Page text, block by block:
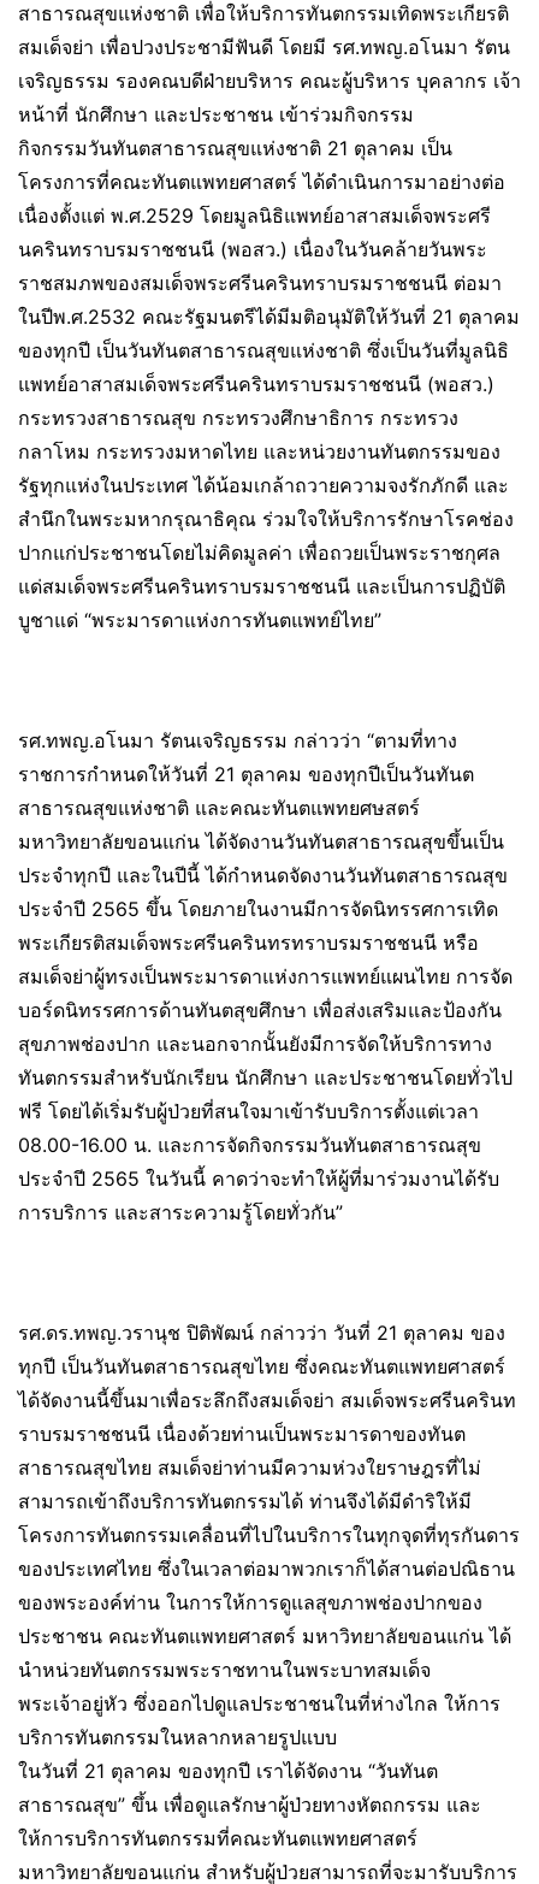
สาธารณสุขแห่งชาติ เพื่อให้บริการทันตกรรมเทิดพระเกียรติ
สมเด็จย่า เพื่อปวงประชามีฟันดี โดยมี รศ.ทพญ.อโนมา รัตน
เจริญธรรม รองคณบดีฝ่ายบริหาร คณะผู้บริหาร บุคลากร เจ้า
หน้าที่ นักศึกษา และประชาชน เข้าร่วมกิจกรรม
กิจกรรมวันทันตสาธารณสุขแห่งชาติ 21 ตุลาคม เป็น
โครงการที่คณะทันตแพทยศาสตร์ ได้ดำเนินการมาอย่างต่อ
เนื่องตั้งแต่ พ.ศ.2529 โดยมูลนิธิแพทย์อาสาสมเด็จพระศรี
นครินทราบรมราชชนนี (พอสว.) เนื่องในวันคล้ายวันพระ
ราชสมภพของสมเด็จพระศรีนครินทราบรมราชชนนี ต่อมา
ในปีพ.ศ.2532 คณะรัฐมนตรีได้มีมติอนุมัติให้วันที่ 21 ตุลาคม
ของทุกปี เป็นวันทันตสาธารณสุขแห่งชาติ ซึ่งเป็นวันที่มูลนิธิ
แพทย์อาสาสมเด็จพระศรีนครินทราบรมราชชนนี (พอสว.)
กระทรวงสาธารณสุข กระทรวงศึกษาธิการ กระทรวง
กลาโหม กระทรวงมหาดไทย และหน่วยงานทันตกรรมของ
รัฐทุกแห่งในประเทศ ได้น้อมเกล้าถวายความจงรักภักดี และ
สำนึกในพระมหากรุณาธิคุณ ร่วมใจให้บริการรักษาโรคช่อง
ปากแก่ประชาชนโดยไม่คิดมูลค่า เพื่อถวยเป็นพระราชกุศล
แด่สมเด็จพระศรีนครินทราบรมราชชนนี และเป็นการปฏิบัติ
บูชาแด่ “พระมารดาแห่งการทันตแพทย์ไทย”
รศ.ทพญ.อโนมา รัตนเจริญธรรม กล่าวว่า “ตามที่ทาง
ราชการกำหนดให้วันที่ 21 ตุลาคม ของทุกปีเป็นวันทันต
สาธารณสุขแห่งชาติ และคณะทันตแพทยศษสตร์
มหาวิทยาลัยขอนแก่น ได้จัดงานวันทันตสาธารณสุขขึ้นเป็น
ประจำทุกปี และในปีนี้ ได้กำหนดจัดงานวันทันตสาธารณสุข
ประจำปี 2565 ขึ้น โดยภายในงานมีการจัดนิทรรศการเทิด
พระเกียรติสมเด็จพระศรีนครินทรทราบรมราชชนนี หรือ
สมเด็จย่าผู้ทรงเป็นพระมารดาแห่งการแพทย์แผนไทย การจัด
บอร์ดนิทรรศการด้านทันตสุขศึกษา เพื่อส่งเสริมและป้องกัน
สุขภาพช่องปาก และนอกจากนั้นยังมีการจัดให้บริการทาง
ทันตกรรมสำหรับนักเรียน นักศึกษา และประชาชนโดยทั่วไป
ฟรี โดยได้เริ่มรับผู้ป่วยที่สนใจมาเข้ารับบริการตั้งแต่เวลา
08.00-16.00 น. และการจัดกิจกรรมวันทันตสาธารณสุข
ประจำปี 2565 ในวันนี้ คาดว่าจะทำให้ผู้ที่มาร่วมงานได้รับ
การบริการ และสาระความรู้โดยทั่วกัน”
รศ.ดร.ทพญ.วรานุช ปิติพัฒน์ กล่าวว่า วันที่ 21 ตุลาคม ของ
ทุกปี เป็นวันทันตสาธารณสุขไทย ซึ่งคณะทันตแพทยศาสตร์
ได้จัดงานนี้ขึ้นมาเพื่อระลึกถึงสมเด็จย่า สมเด็จพระศรีนครินท
ราบรมราชชนนี เนื่องด้วยท่านเป็นพระมารดาของทันต
สาธารณสุขไทย สมเด็จย่าท่านมีความห่วงใยราษฎรที่ไม่
สามารถเข้าถึงบริการทันตกรรมได้ ท่านจึงได้มีดำริให้มี
โครงการทันตกรรมเคลื่อนที่ไปในบริการในทุกจุดที่ทุรกันดาร
ของประเทศไทย ซึ่งในเวลาต่อมาพวกเราก็ได้สานต่อปณิธาน
ของพระองค์ท่าน ในการให้การดูแลสุขภาพช่องปากของ
ประชาชน คณะทันตแพทยศาสตร์ มหาวิทยาลัยขอนแก่น ได้
นำหน่วยทันตกรรมพระราชทานในพระบาทสมเด็จ
พระเจ้าอยู่หัว ซึ่งออกไปดูแลประชาชนในที่ห่างไกล ให้การ
บริการทันตกรรมในหลากหลายรูปแบบ
ในวันที่ 21 ตุลาคม ของทุกปี เราได้จัดงาน “วันทันต
สาธารณสุข” ขึ้น เพื่อดูแลรักษาผู้ป่วยทางหัตถกรรม และ
ให้การบริการทันตกรรมที่คณะทันตแพทยศาสตร์
มหาวิทยาลัยขอนแก่น สำหรับผู้ป่วยสามารถที่จะมารับบริการ